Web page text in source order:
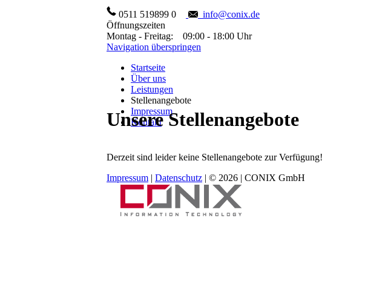
0511 519899 0
info@conix.de
Öffnungszeiten
Montag - Freitag: 09:00 - 18:00 Uhr
Navigation überspringen
Startseite
Über uns
Leistungen
Stellenangebote
Impressum
Kontakt
Unsere Stellenangebote
Derzeit sind leider keine Stellenangebote zur Verfügung!
Impressum | Datenschutz | © 2026 | CONIX GmbH